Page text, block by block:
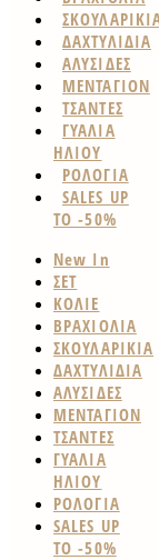
ΔΑΧΤΥΛΙΔΙΑ
ΑΛΥΣΙΔΕΣ
ΜΕΝΤΑΓΙΟΝ
ΤΣΑΝΤΕΣ
ΓΥΑΛΙΑ
ΗΛΙΟΥ
ΡΟΛΟΓΙΑ
SALES UP
TO -50%
New In
ΣΕΤ
ΚΟΛΙΕ
ΒΡΑΧΙΟΛΙΑ
ΣΚΟΥΛΑΡΙΚΙΑ
ΔΑΧΤΥΛΙΔΙΑ
ΑΛΥΣΙΔΕΣ
ΜΕΝΤΑΓΙΟΝ
ΤΣΑΝΤΕΣ
ΓΥΑΛΙΑ
ΗΛΙΟΥ
ΡΟΛΟΓΙΑ
SALES UP
TO -50%